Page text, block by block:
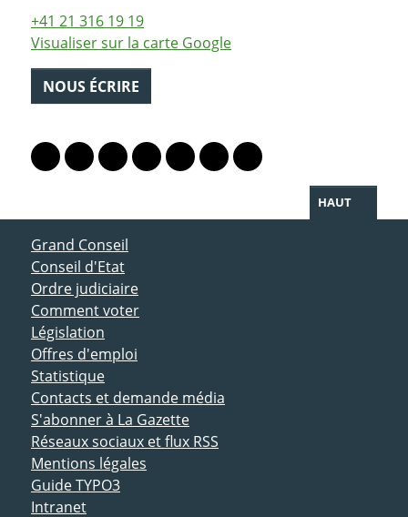
+41 21 316 19 19
Visualiser sur la carte Google
NOUS ÉCRIRE
Lien vers le profil Mastodon
Lien vers le profil Bluesky
Lien vers le profil Instagram
Lien vers le profil Linkedin
Lien vers le profil Facebook
Lien vers le profil Twitter
Partager par WhatsApp
HAUT
ACCÈS DIRECT
Grand Conseil
Conseil d'Etat
Ordre judiciaire
Comment voter
Législation
Offres d'emploi
Statistique
Contacts et demande média
S'abonner à La Gazette
Réseaux sociaux et flux RSS
Mentions légales
Guide TYPO3
Intranet